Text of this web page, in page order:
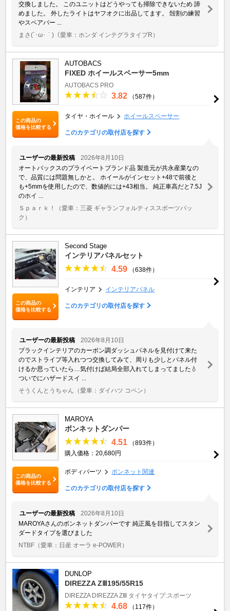
交換しました。 このユニットはどうやっても掃除できないため 諦
めました。 外したライトはヤフオクに出品してます。 殻割の練習
やスペアパー ...
まさ(´･ω･｀) （愛車：ホンダ インテグラタイプR）
この商品の
価格を比較する
AUTOBACS
FIXED ホイールスペーサー5mm
AUTOBACS PRO
3.82 （587件）
タイヤ・ホイール ホイールスペーサー
このカテゴリの取付店を探す
ユーザーの最新投稿
2026年8月10日
オートバックスのプライベートブランド品 製造元が共永産業なの
で、品質には問題無しかと。 ホイールがインセット+48で前後と
も+5mmを使用したので、数値的には+43相当。 純正車高だと7.5J
のホイ ...
Ｓｐａｒｋ！
（愛車：三菱 ギャランフォルティススポーツバッ
ク）
この商品の
価格を比較する
Second Stage
インテリアパネルセット
4.59 （638件）
インテリア インテリアパネル
このカテゴリの取付店を探す
ユーザーの最新投稿
2026年8月10日
ブラックインテリアのカーボン調ダッシュパネルを見付けて来た
のでストライプ等入れつつ交換してみて、周りも少しとパネル付
けるか思っていたら…気付けば結局全部入れてしまってました💧
ついでにハザードスイ ...
そうくんとうちゃん （愛車：ダイハツ コペン）
この商品の
価格を比較する
MAROYA
ボンネットダンパー
4.51
（893件）
購入価格：20,680円
ボディパーツ ボンネット関連
このカテゴリの取付店を探す
ユーザーの最新投稿
2026年8月10日
MAROYAさんのボンネットダンパーです 純正風を目指してスタン
ダードタイプを選びました
NTBF （愛車：日産 オーラ e-POWER）
DUNLOP
DIREZZA ZⅢ195/55R15
DIREZZA DIREZZA ZⅢ タイヤタイプ:スポーツ
4.68
（117件）